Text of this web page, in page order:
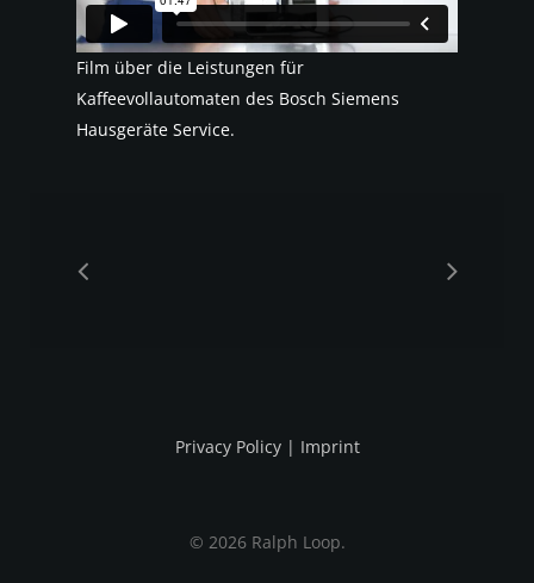
Film über die Leistungen für
Kaffeevollautomaten des Bosch Siemens
Hausgeräte Service.
Privacy Policy| Imprint
© 2026 Ralph Loop.